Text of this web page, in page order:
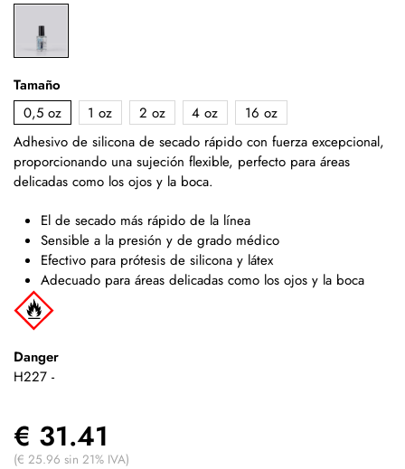
Tamaño
0,5 oz
1 oz 2 oz 4 oz
16 oz
Adhesivo de silicona de secado rápido con fuerza excepcional,
proporcionando una sujeción flexible, perfecto para áreas
delicadas como los ojos y la boca.
El de secado más rápido de la línea
Sensible a la presión y de grado médico
Efectivo para prótesis de silicona y látex
Adecuado para áreas delicadas como los ojos y la boca
Danger
H227 -
€ 31.41
(€ 25.96 sin 21% IVA)